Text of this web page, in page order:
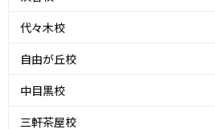
代々木校
自由が丘校
中目黒校
三軒茶屋校